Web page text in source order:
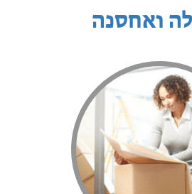
ואחסנה